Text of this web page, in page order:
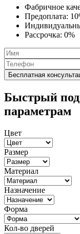
Фабричное
Предоплата:
Рассрочка: 0%
Быстрый
параметрам
Цвет
Размер
Материал
Назначение
Форма
Кол-во дверей